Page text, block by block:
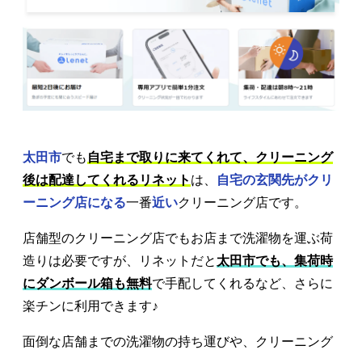
太田市でも 自宅まで取りに来てくれて、クリーニング
後は配達してくれるリネット は、
自宅の玄関先がクリ
ーニング店になる一番近いクリーニング店です。
店舗型のクリーニング店でもお店まで洗濯物を運ぶ荷
造りは必要ですが、リネットだと 太田市でも、集荷時
にダンボール箱も無料で手配してくれるなど、さらに
楽チンに利用できます♪
面倒な店舗までの洗濯物の持ち運びや、クリーニング